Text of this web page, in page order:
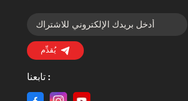
يُقدِّم
تابعنا :